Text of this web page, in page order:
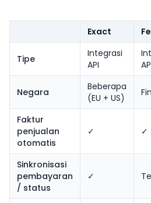
Exact
Tipe
Integrasi
API
Negara
Beberapa
(EU + US)
Faktur
penjualan
otomatis
✓ ✓
Sinkronisasi
pembayaran
/ status
✓